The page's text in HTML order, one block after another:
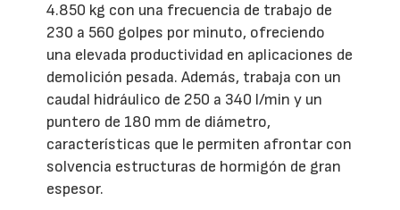
4.850 kg con una frecuencia de trabajo de
230 a 560 golpes por minuto, ofreciendo
una elevada productividad en aplicaciones de
demolición pesada. Además, trabaja con un
caudal hidráulico de 250 a 340 l/min y un
puntero de 180 mm de diámetro,
características que le permiten afrontar con
solvencia estructuras de hormigón de gran
espesor.